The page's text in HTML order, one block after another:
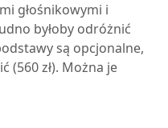
głośnikowymi i
byłoby odróżnić
są opcjonalne,
(560 zł). Można je